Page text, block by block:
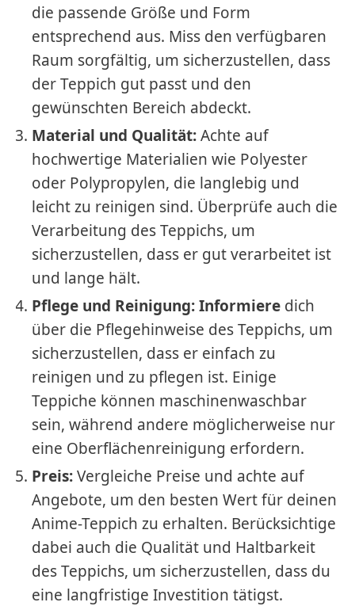
die passende Größe und Form
entsprechend aus. Miss den verfügbaren
Raum sorgfältig, um sicherzustellen, dass
der Teppich gut passt und den
gewünschten Bereich abdeckt.
Material und Qualität:Achte auf
hochwertige Materialien wie Polyester
oder Polypropylen, die langlebig und
leicht zu reinigen sind. Überprüfe auch die
Verarbeitung des Teppichs, um
sicherzustellen, dass er gut verarbeitet ist
und lange hält.
Pflege und Reinigung: Informiere dich
über die Pflegehinweise des Teppichs, um
sicherzustellen, dass er einfach zu
reinigen und zu pflegen ist. Einige
Teppiche können maschinenwaschbar
sein, während andere möglicherweise nur
eine Oberflächenreinigung erfordern.
Preis:Vergleiche Preise und achte auf
Angebote, um den besten Wert für deinen
Anime-Teppich zu erhalten. Berücksichtige
dabei auch die Qualität und Haltbarkeit
des Teppichs, um sicherzustellen, dass du
eine langfristige Investition tätigst.